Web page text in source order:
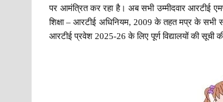
पर आमंत्रित कर रहा है। अब सभी उम्मीदवार आरटीई
शिक्षा – आरटीई अधिनियम, 2009 के तहत मप्र के सभी
आरटीई प्रवेश 2025-26 के लिए पूर्ण विद्यालयों की